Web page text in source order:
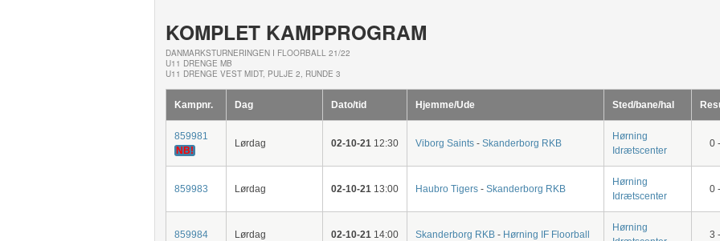
KOMPLET KAMPPROGRAM
DANMARKSTURNERINGEN I FLOORBALL 21/22
U11 DRENGE MB
U11 DRENGE VEST MIDT, PULJE 2, RUNDE 3
Kampnr. Dag Dato/tid Hjemme/Ude Sted/bane/hal
859981
NB!
Lørdag 02-10-2112:30 Viborg Saints - Skanderborg RKB
Hørning
Idrætscenter
0
859983 Lørdag 02-10-2113:00 Haubro Tigers - Skanderborg RKB
Hørning
Idrætscenter
0
859984 Lørdag 02-10-2114:00 Skanderborg RKB - Hørning IF Floorball
Hørning
3